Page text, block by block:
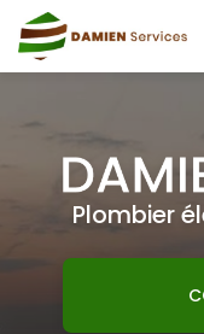
au
contenu
principal
Plombier